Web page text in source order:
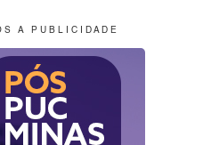
S A P U B L I C I D A D E